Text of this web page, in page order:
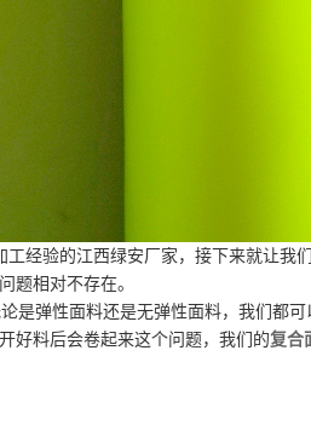
经验的江西绿安厂家，接下来就让我
题相对不存在。
是弹性面料还是无弹性面料，我们都
好料后会卷起来这个问题，我们的复合